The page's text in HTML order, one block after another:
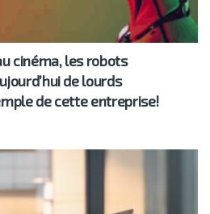
cinéma, les robots
de lourds
de cette entreprise!